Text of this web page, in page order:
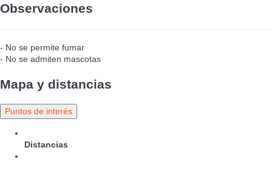
Observaciones
- No se permite fumar
- No se admiten mascotas
Mapa y distancias
Puntos de interés
Distancias